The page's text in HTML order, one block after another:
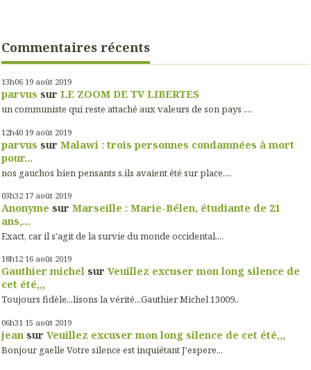
Commentaires récents
13h06 19 août 2019
parvus sur LE ZOOM DE TV LIBERTES
un communiste qui reste attaché aux valeurs de son pays ,...
12h40 19 août 2019
parvus sur Malawi : trois personnes condamnées à mort
pour...
nos gauchos bien pensants s,ils avaient été sur place,...
03h32 17 août 2019
Anonyme sur Marseille : Marie-Bélen, étudiante de 21
ans,...
Exact, car il s'agit de la survie du monde occidental....
18h12 16 août 2019
Gauthier michel sur Veuillez excuser mon long silence de
cet été,,,
Toujours fidèle...lisons la vérité...Gauthier Michel 13009..
06h31 15 août 2019
jean sur Veuillez excuser mon long silence de cet été,,,
Bonjour gaelle Votre silence est inquiétant J'espere...